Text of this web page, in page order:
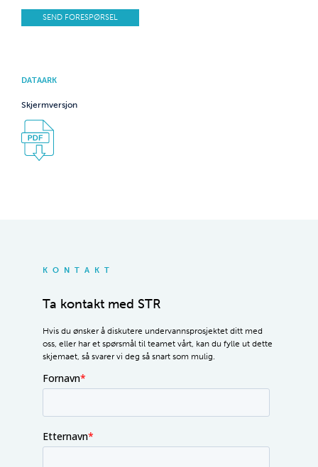
SEND FORESPØRSEL
DATAARK
Skjermversjon
KONTAKT
Ta kontakt med STR
Hvis du ønsker å diskutere undervannsprosjektet ditt med
oss, eller har et spørsmål til teamet vårt, kan du fylle ut dette
skjemaet, så svarer vi deg så snart som mulig.